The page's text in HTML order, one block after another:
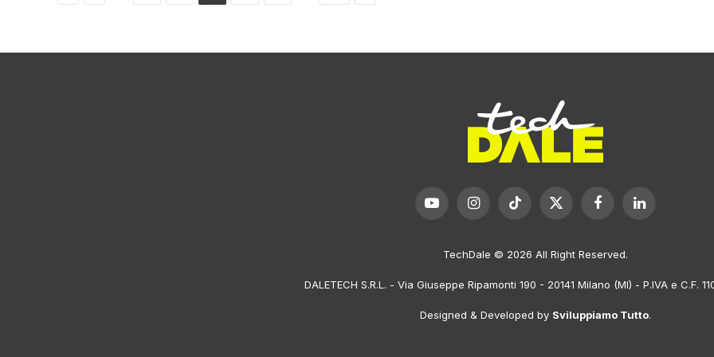
YouTubeInstagramTikTok
X
FacebookLinkedIn
TechDale © 2026 All Right Reserved.
DALETECH S.R.L. - Via Giuseppe Ripamonti 190 - 20141 Milano (MI) - P.IVA e C.F.
Designed & Developed by Sviluppiamo Tutto.